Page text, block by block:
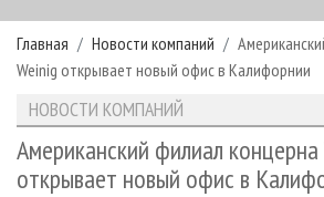
РУБРИКИ И ТЕМЫ
РУБРИКИ ЖУРНАЛА
ЛЕСНОЕ ХОЗЯЙСТВО
ЛЕСОЗАГОТОВКА
ЛЕСОПИЛЕНИЕ
НОВОСТИ
КАЛЕНДАРЬ СОБЫТИЙ
НОВОСТИ ЛПК
НОВОСТИ ЖУРНАЛА
ПРОЕКТЫ ЛПИ
АНАЛИТИКА
ПРЕДПРИЯТИЯ ЛПК
АРХИВ ЖУРНАЛОВ
О ЖУРНАЛЕ
Главная Новости компаний
Weinig открывает новый офис в Калифорнии
НОВОСТИ КОМПАНИЙ
Американский филиал концерна
открывает новый офис в